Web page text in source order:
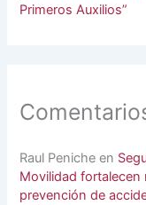
Primeros Auxilios”
Raul Peniche en
Movilidad fortalecen
prevención de